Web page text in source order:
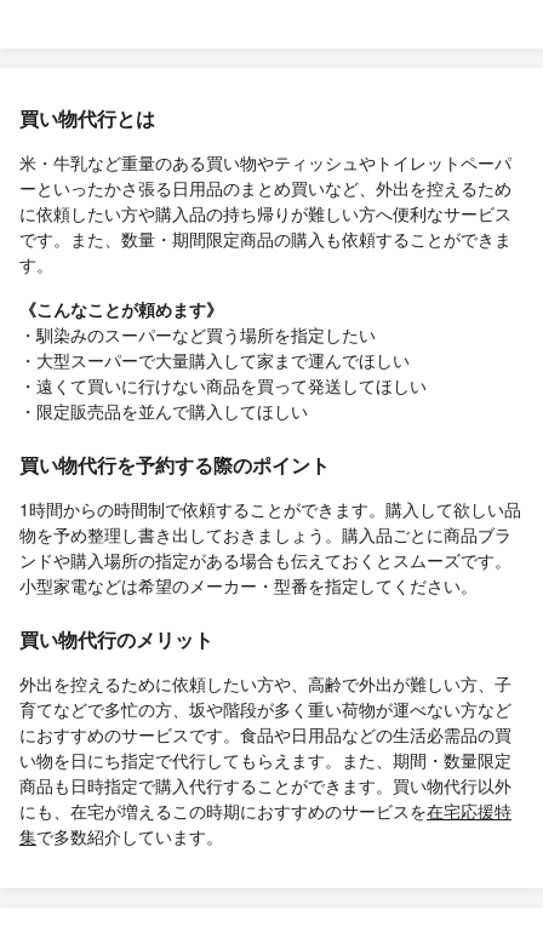
買い物代行とは
米・牛乳など重量のある買い物やティッシュやトイレットペーパ
ーといったかさ張る日用品のまとめ買いなど、外出を控えるため
に依頼したい方や購入品の持ち帰りが難しい方へ便利なサービス
です。また、数量・期間限定商品の購入も依頼することができま
す。
《こんなことが頼めます》
・馴染みのスーパーなど買う場所を指定したい
・大型スーパーで大量購入して家まで運んでほしい
・遠くて買いに行けない商品を買って発送してほしい
・限定販売品を並んで購入してほしい
買い物代行を予約する際のポイント
1時間からの時間制で依頼することができます。購入して欲しい品
物を予め整理し書き出しておきましょう。購入品ごとに商品ブラ
ンドや購入場所の指定がある場合も伝えておくとスムーズです。
小型家電などは希望のメーカー・型番を指定してください。
買い物代行のメリット
外出を控えるために依頼したい方や、高齢で外出が難しい方、子
育てなどで多忙の方、坂や階段が多く重い荷物が運べない方など
におすすめのサービスです。食品や日用品などの生活必需品の買
い物を日にち指定で代行してもらえます。また、期間・数量限定
商品も日時指定で購入代行することができます。買い物代行以外
にも、在宅が増えるこの時期におすすめのサービスを在宅応援特
集で多数紹介しています。